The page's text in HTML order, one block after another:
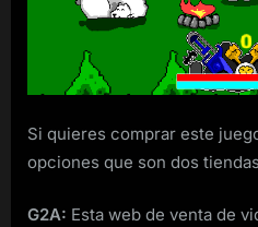
Si quieres comprar este
opciones que son dos
G2A: Esta web de venta de